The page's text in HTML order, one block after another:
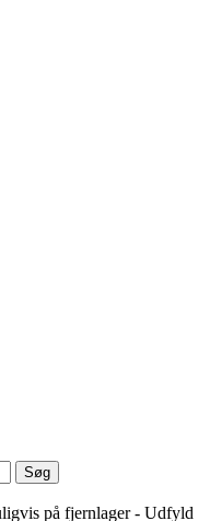
Søg
på fjernlager - Udfyld